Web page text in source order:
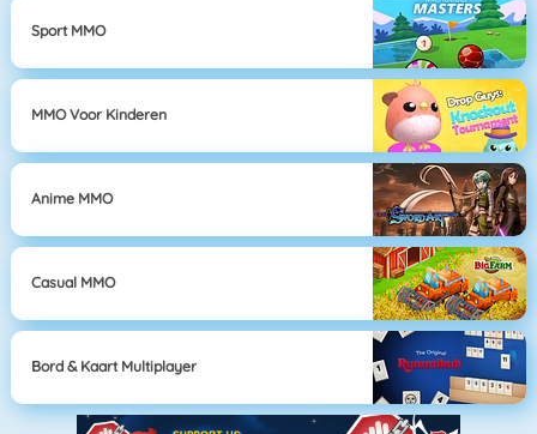
Sport MMO
MMO Voor Kinderen
Anime MMO
Casual MMO
Bord & Kaart Multiplayer